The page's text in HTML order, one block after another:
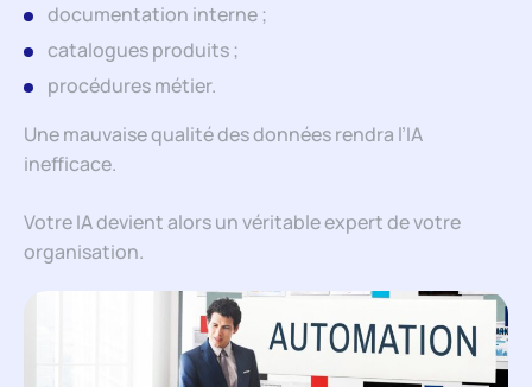
documentation interne ;
catalogues produits ;
procédures métier.
Une mauvaise qualité des données rendra l’IA
inefficace.
Votre IA devient alors un véritable expert de votre
organisation.